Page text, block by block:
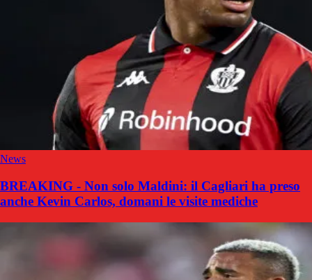
News
BREAKING - Non solo Maldini: il Cagliari ha preso
anche Kevin Carlos, domani le visite mediche